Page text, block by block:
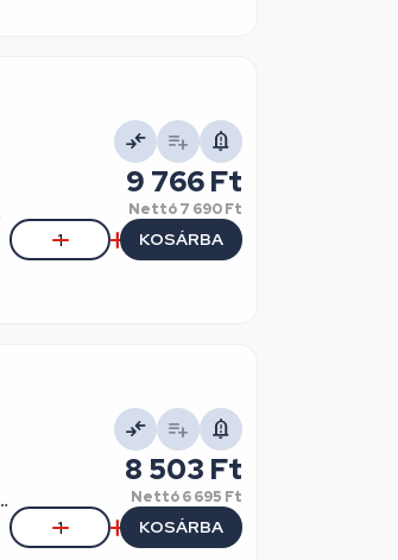
9 766 Ft
Nettó7 690 Ft
KOSÁRBA
8 503 Ft
Nettó6 695 Ft
KOSÁRBA